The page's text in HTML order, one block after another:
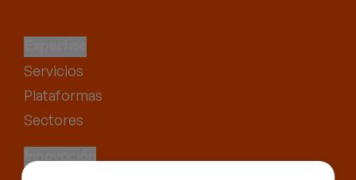
Servicios
Plataformas
Sectores
Innovación